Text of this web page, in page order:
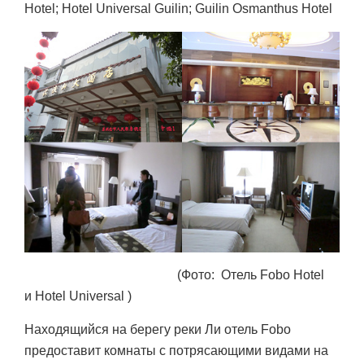
Hotel; Hotel Universal Guilin; Guilin Osmanthus Hotel
(Фото: Отель Fobo Hotel
и Hotel Universal )
Находящийся на берегу реки Ли отель Fobo
предоставит комнаты с потрясающими видами на